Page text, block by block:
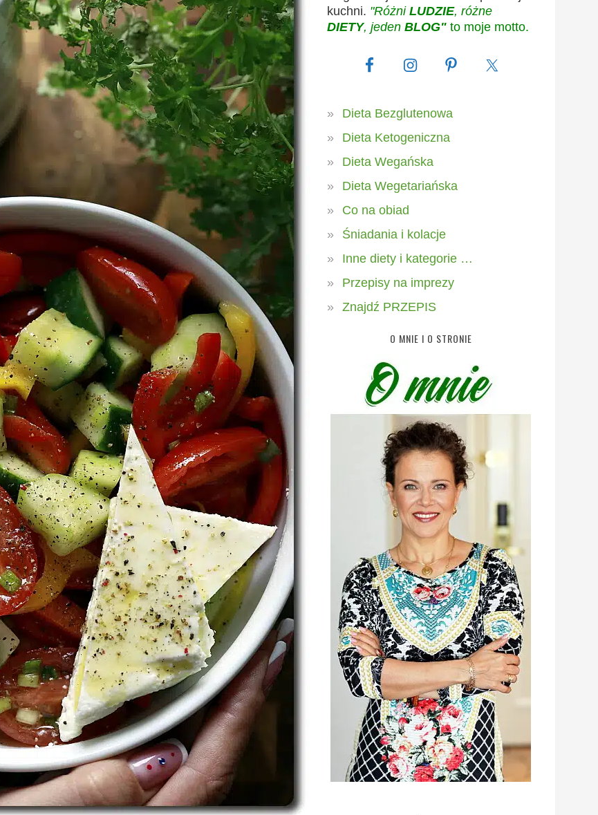
kuchni. "Różni LUDZIE, różne
DIETY, jeden BLOG" to moje motto.
Dieta Bezglutenowa
Dieta Ketogeniczna
Dieta Wegańska
Dieta Wegetariańska
Co na obiad
Śniadania i kolacje
Inne diety i kategorie …
Przepisy na imprezy
Znajdź PRZEPIS
O MNIE I O STRONIE